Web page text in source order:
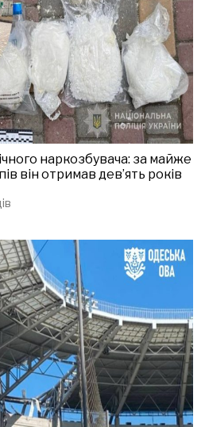
наркозбувача: за майже
він отримав дев’ять років